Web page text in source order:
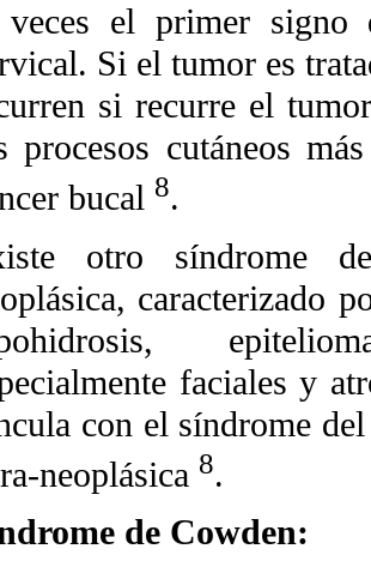
el primer signo
Si el tumor es
si recurre el
procesos cutáneos
bucal 8.
otro síndrome
caracterizado
faciales y
con el síndrome
neoplásica 8.
de Cowden: